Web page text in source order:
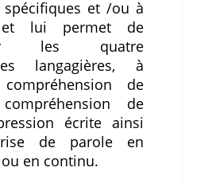
et /ou à
lui permet de
les quatre
langagières, à
de
de
écrite ainsi
de parole en
en continu.